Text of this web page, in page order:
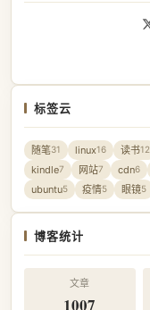
标签云
随笔31 linux16 读书12
kindle7 网站7 cdn6
ubuntu5 疫情5 眼镜5
博客统计
文章
1007